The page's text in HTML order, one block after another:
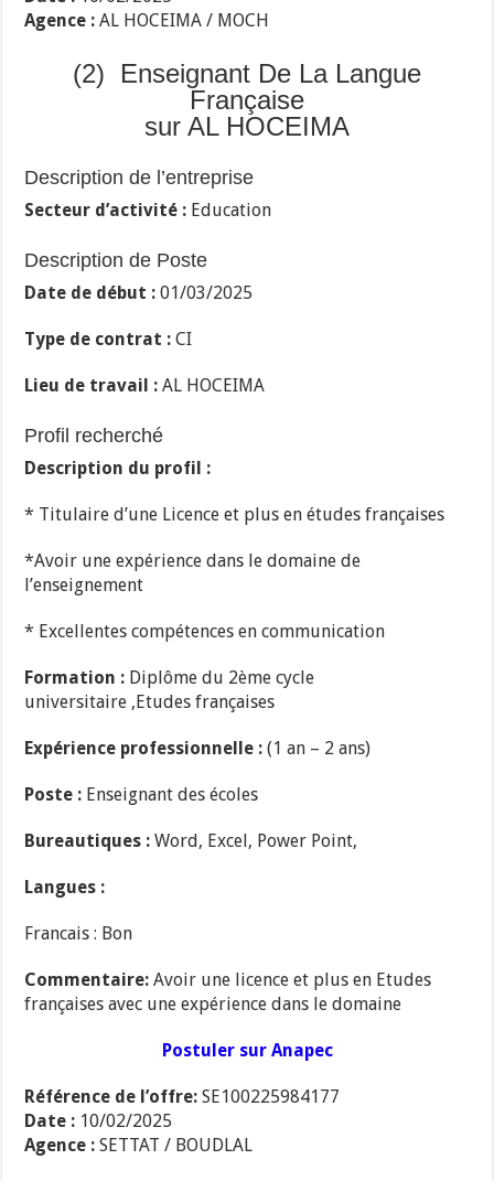
Agence :AL HOCEIMA / MOCH
(2) Enseignant De La Langue
Française
sur AL HOCEIMA
Description de l’entreprise
Secteur d’activité : Education
Description de Poste
Date de début :01/03/2025
Type de contrat :CI
Lieu de travail : AL HOCEIMA
Profil recherché
Description du profil :
* Titulaire d’une Licence et plus en études françaises
*Avoir une expérience dans le domaine de
l’enseignement
* Excellentes compétences en communication
Formation : Diplôme du 2ème cycle
universitaire ,Etudes françaises
Expérience professionnelle :(1 an – 2 ans)
Poste : Enseignant des écoles
Bureautiques :Word, Excel, Power Point,
Langues :
Francais : Bon
Commentaire:Avoir une licence et plus en Etudes
françaises avec une expérience dans le domaine
Postuler sur Anapec
Référence de l’offre: SE100225984177
Date : 10/02/2025
Agence :SETTAT / BOUDLAL